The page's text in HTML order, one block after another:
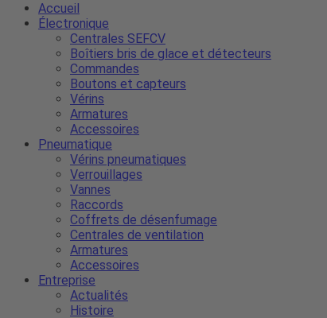
Accueil
Électronique
Centrales SEFCV
Boîtiers bris de glace et détecteurs
Commandes
Boutons et capteurs
Vérins
Armatures
Accessoires
Pneumatique
Vérins pneumatiques
Verrouillages
Vannes
Raccords
Coffrets de désenfumage
Centrales de ventilation
Armatures
Accessoires
Entreprise
Actualités
Histoire